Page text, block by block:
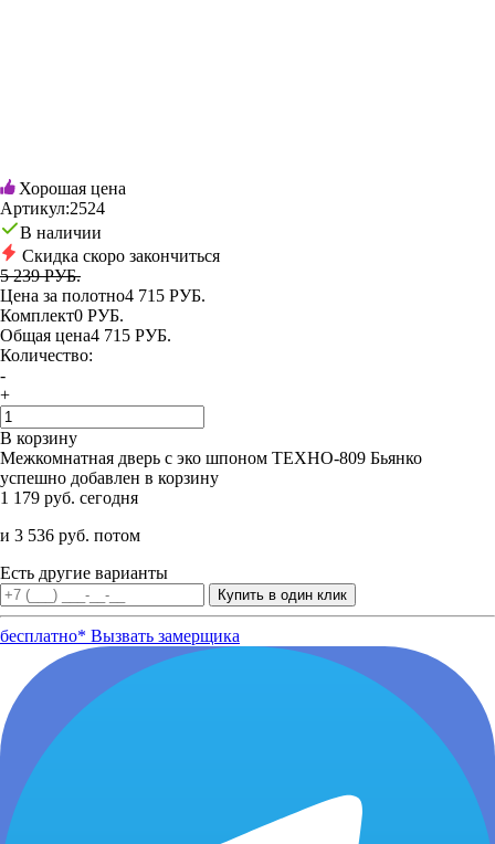
Хорошая цена
Артикул:2524
В наличии
Скидка скоро закончиться
5 239 РУБ.
Цена за полотно4 715 РУБ.
Комплект0 РУБ.
Общая цена4 715 РУБ.
Количество:
-
+
В корзину
Межкомнатная дверь с эко шпоном ТЕХНО-809 Бьянко
успешно добавлен в корзину
1 179 руб. сегодня
и 3 536 руб. потом
Есть другие варианты
бесплатно* Вызвать замерщика